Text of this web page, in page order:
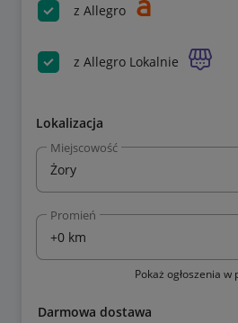
z Allegro
z Allegro Lokalnie
Lokalizacja
Miejscowość
Promień
Pokaż ogłoszenia
Darmowa dostawa